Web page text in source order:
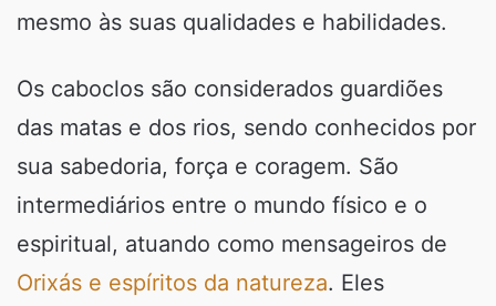
mesmo às suas qualidades e habilidades.
Os caboclos são considerados guardiões
das matas e dos rios, sendo conhecidos por
sua sabedoria, força e coragem. São
intermediários entre o mundo físico e o
espiritual, atuando como mensageiros de
Orixás e espíritos da natureza. Eles